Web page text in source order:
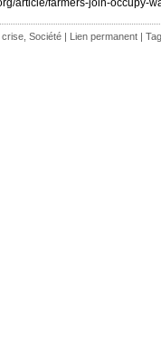
article/farmers-join-occupy-
crise Société | Lien permanent |